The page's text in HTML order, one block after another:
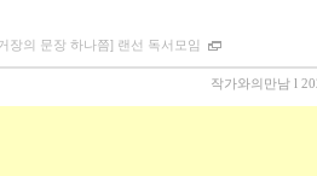
장의 문장 하나쯤] 랜선 독서모임
작가와의만남 l